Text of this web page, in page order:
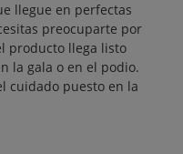
llegue en perfectas
preocuparte por
producto llega listo
la gala o en el podio.
cuidado puesto en la